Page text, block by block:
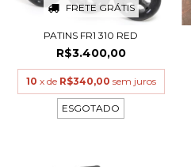
FRETE GRÁTIS
PATINS FR1 310 RED
R$3.400,00
10 x de R$340,00 sem juros
ESGOTADO